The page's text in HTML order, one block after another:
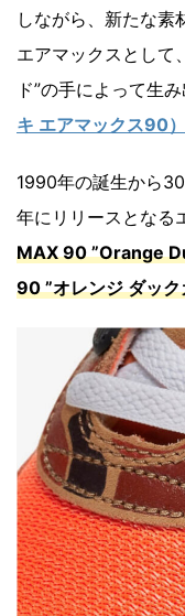
しながら、新たな素
エアマックスとして
ド”の手によって生
キ エアマックス90）
1990年の誕生から
年にリリースとなる
MAX 90 ”Orange
90 ”オレンジ ダック